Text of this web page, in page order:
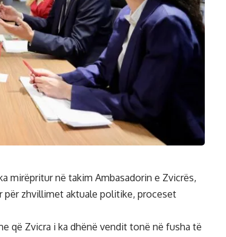
mirëpritur në takim Ambasadorin e Zvicrës,
për zhvillimet aktuale politike, proceset
që Zvicra i ka dhënë vendit tonë në fusha të